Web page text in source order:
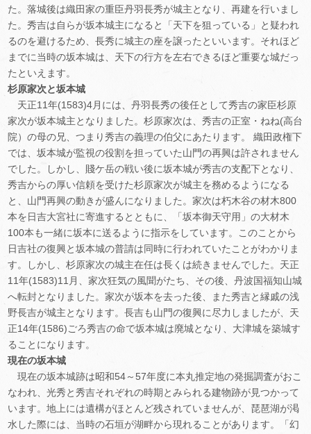
た。落城後は織田家の重臣丹羽長秀が城主となり、再建を行いまし
た。秀吉は自らが坂本城主になると「天下を狙っている」と疑われ
るのを避けるため、長秀に城主の座を譲ったといいます。それほど
までに当時の坂本城は、天下の行方を左右できるほど重要な城だっ
たといえます。
杉原家次と坂本城
天正11年(1583)4月には、丹羽長秀の後任として秀吉の家臣杉原
家次が坂本城主となりました。杉原家次は、秀吉の正室・ねね(高台
院）の母の兄、つまり秀吉の義理の伯父にあたります。 織田政権下
では、坂本城が監視の役割を担っていた山門の再興は許されません
でした。しかし、賤ケ岳の戦い後に坂本城が秀吉の支配下となり、
秀吉からの厚い信頼を受けた杉原家次が城主を務めるようになる
と、山門再興の動きが盛んになりました。家次は朽木谷の材木800
本を日吉大宮社に寄進するとともに、「坂本御天守用」の大材木
100本も一緒に坂本に送るように指示をしています。このことから
日吉社の復興と坂本城の普請は同時に行われていたことがわかりま
す。しかし、杉原家次の城主在任は長くは続きませんでした。天正
11年(1583)11月、家次狂気の風聞がたち、その後、丹波国福知山城
へ転封となりました。家次が坂本を去った後、また秀吉と縁戚の浅
野長吉が城主となります。長吉も山門の復興に尽力しましたが、天
正14年(1586)ごろ秀吉の命で坂本城は廃城となり、大津城を築城す
ることになります。
現在の坂本城
現在の坂本城跡は昭和54～57年度に本丸推定地の発掘調査がおこ
なわれ、光秀と秀吉それぞれの時期とみられる建物跡が見つかって
います。地上には遺構がほとんど残されていませんが、琵琶湖が渇
水した際には、当時の石垣が湖畔から現れることがあります。「幻